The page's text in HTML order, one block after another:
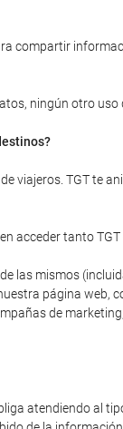
compartir
ningún otro uso
viajeros. TGT te
acceder tanto
las mismos
página web,
de
atendiendo al